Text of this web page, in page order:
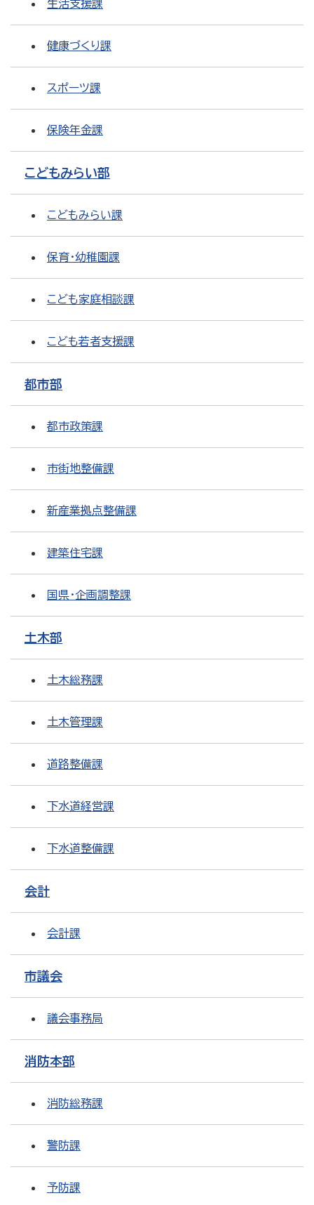
生活支援課
健康づくり課
スポーツ課
保険年金課
こどもみらい部
こどもみらい課
保育・幼稚園課
こども家庭相談課
こども若者支援課
都市部
都市政策課
市街地整備課
新産業拠点整備課
建築住宅課
国県・企画調整課
土木部
土木総務課
土木管理課
道路整備課
下水道経営課
下水道整備課
会計
会計課
市議会
議会事務局
消防本部
消防総務課
警防課
予防課